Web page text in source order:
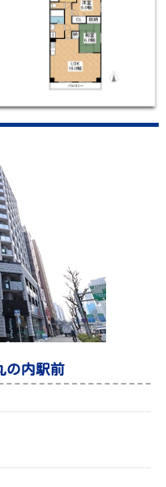
の内駅前